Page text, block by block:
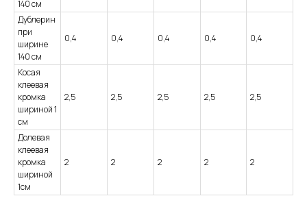
140 см
Дублерин
при
ширине
140 см
0,4 0,4 0,4 0,4 0,4
Косая
клеевая
кромка
шириной 1
см
2,5 2,5 2,5 2,5 2,5
Долевая
клеевая
кромка
шириной
1см
2 2 2 2 2